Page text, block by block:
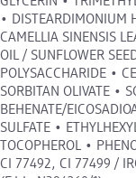
• DISTEARDIMONIUM
CAMELLIA SINENSIS
OIL / SUNFLOWER
POLYSACCHARIDE •
SORBITAN OLIVATE •
BEHENATE/
SULFATE •
TOCOPHEROL •
CI 77492, CI 77499 /